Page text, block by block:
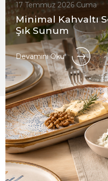
17 Temmuz 2026 Cuma
Minimal Kahvaltı
Şık Sunum
Devamını Oku